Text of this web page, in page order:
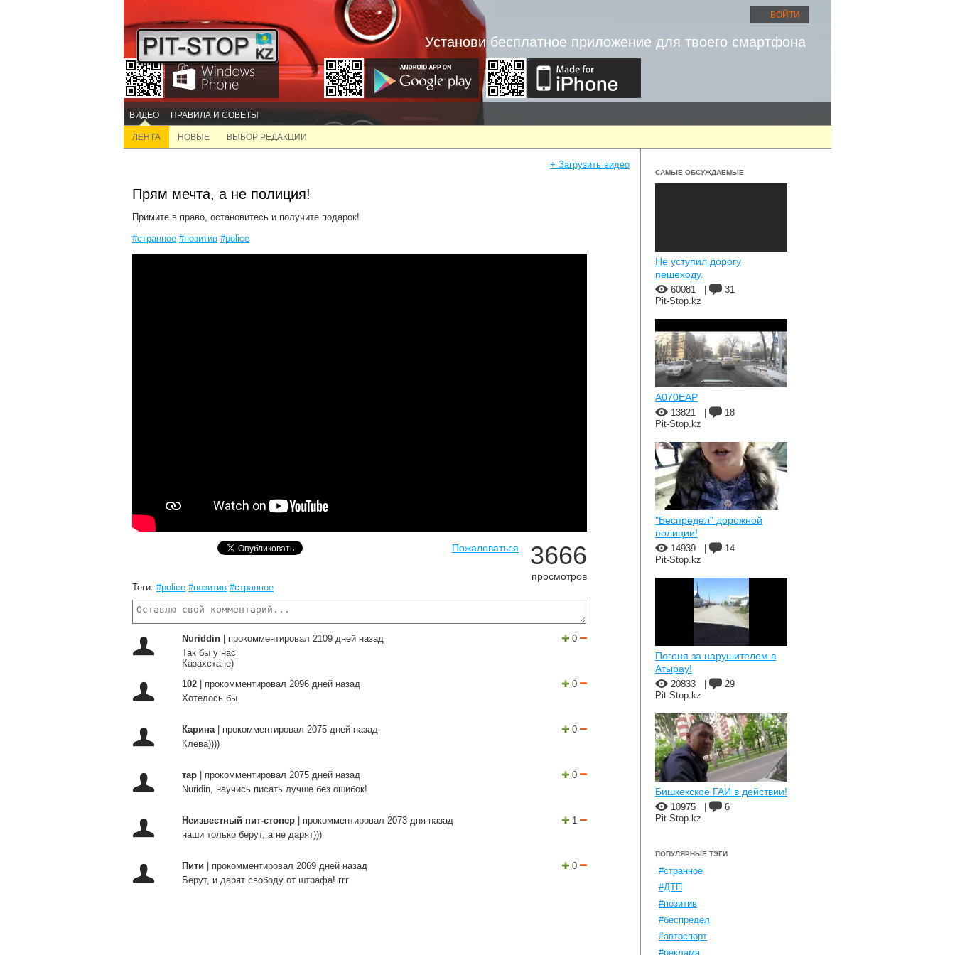
ВОЙТИ
Установи бесплатное приложение для твоего смартфона
ВИДЕО ПРАВИЛА И СОВЕТЫ
ЛЕНТА НОВЫЕ ВЫБОР РЕДАКЦИИ
+ Загрузить видео
Прям мечта, а не полиция!
Примите в право, остановитесь и получите подарок!
#странное #позитив #police
Пожаловаться 3666
просмотров
Теги: #police #позитив #странное
0
Nuriddin
прокомментировал 2109 дней назад
Так бы у нас
Казахстане)
0
102
прокомментировал 2096 дней назад
Хотелось бы
0
Карина| прокомментировал 2075 дней назад
Клева))))
0
тар
прокомментировал 2075 дней назад
Nuridin, научись писать лучше без ошибок!
1
Неизвестный пит-стопер
прокомментировал 2073 дня назад
наши только берут, а не дарят)))
0
Пити
прокомментировал 2069 дней назад
Берут, и дарят свободу от штрафа! ггг
САМЫЕ ОБСУЖДАЕМЫЕ
Не уступил дорогу
пешеходу.
60081
31
Pit-Stop.kz
A070EAP
13821
18
Pit-Stop.kz
"Беспредел" дорожной
полиции!
14939
14
Pit-Stop.kz
Погоня за нарушителем в
Атырау!
20833
29
Pit-Stop.kz
Бишкекское ГАИ в действии!
10975
6
Pit-Stop.kz
ПОПУЛЯРНЫЕ ТЭГИ
#странное
#ДТП
#позитив
#беспредел
#автоспорт
#реклама